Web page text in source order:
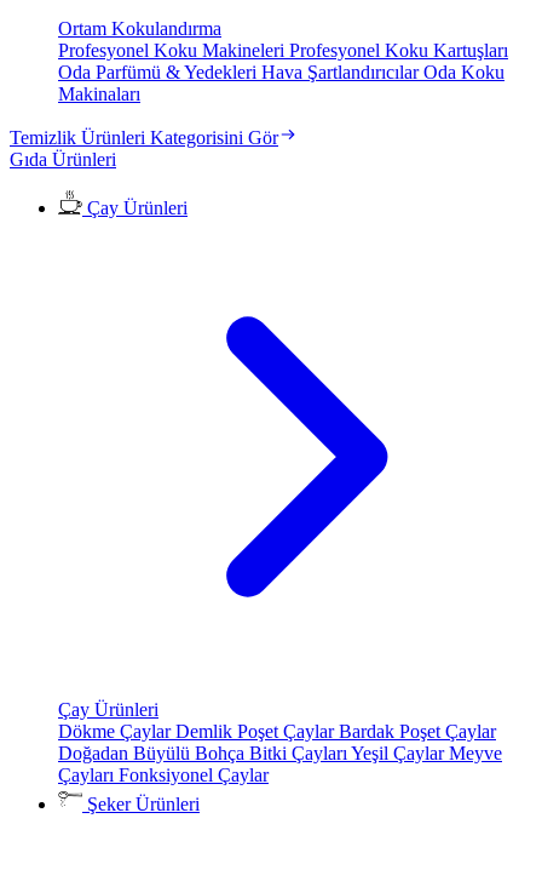
Ortam Kokulandırma
Profesyonel Koku Makineleri Profesyonel Koku Kartuşları
Oda Parfümü & Yedekleri Hava ŞartlandırıcılarOda Koku
Makinaları
Temizlik Ürünleri Kategorisini Gör
Gıda Ürünleri
Çay Ürünleri
Çay Ürünleri
Dökme ÇaylarDemlik Poşet ÇaylarBardak Poşet Çaylar
Doğadan Büyülü Bohça Bitki Çayları Yeşil ÇaylarMeyve
Çayları Fonksiyonel Çaylar
Şeker Ürünleri